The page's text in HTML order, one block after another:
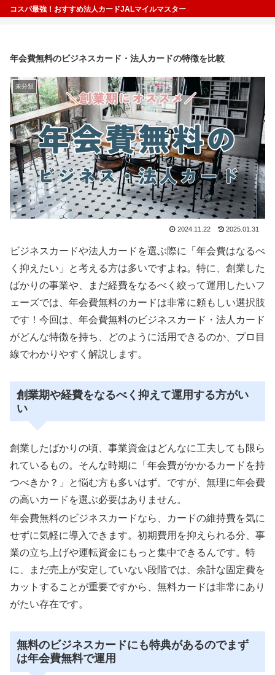
コスパ最強！おすすめ法人カードJALマイルマスター
年会費無料のビジネスカード・法人カードの特徴を比較
未分類
2024.11.22 2025.01.31
ビジネスカードや法人カードを選ぶ際に「年会費はなるべ
く抑えたい」と考える方は多いですよね。特に、創業した
ばかりの事業や、まだ経費をなるべく絞って運用したいフ
ェーズでは、年会費無料のカードは非常に頼もしい選択肢
です！今回は、年会費無料のビジネスカード・法人カード
がどんな特徴を持ち、どのように活用できるのか、プロ目
線でわかりやすく解説します。
創業期や経費をなるべく抑えて運用する方がい
い
創業したばかりの頃、事業資金はどんなに工夫しても限ら
れているもの。そんな時期に「年会費がかかるカードを持
つべきか？」と悩む方も多いはず。ですが、無理に年会費
の高いカードを選ぶ必要はありません。
年会費無料のビジネスカードなら、カードの維持費を気に
せずに気軽に導入できます。初期費用を抑えられる分、事
業の立ち上げや運転資金にもっと集中できるんです。特
に、まだ売上が安定していない段階では、余計な固定費を
カットすることが重要ですから、無料カードは非常にあり
がたい存在です。
無料のビジネスカードにも特典があるのでまず
は年会費無料で運用